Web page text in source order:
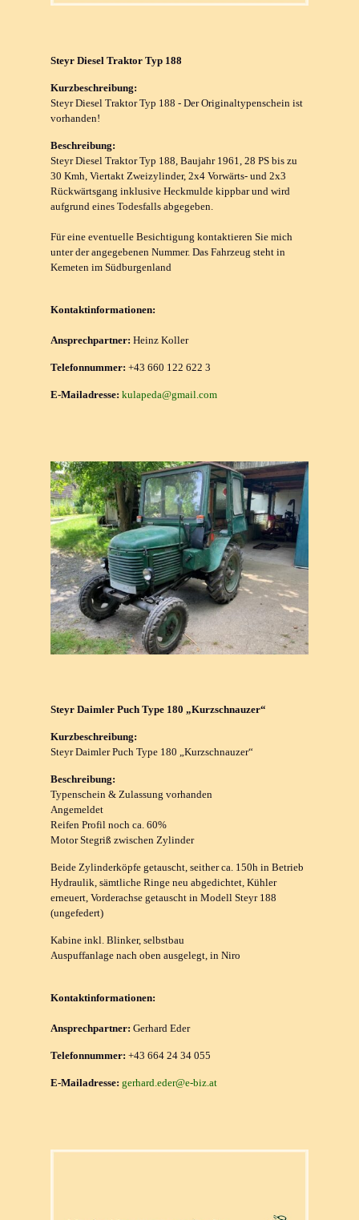
Steyr Diesel Traktor Typ 188
Kurzbeschreibung:
Steyr Diesel Traktor Typ 188 - Der Originaltypenschein ist
vorhanden!
Beschreibung:
Steyr Diesel Traktor Typ 188, Baujahr 1961, 28 PS bis zu
30 Kmh, Viertakt Zweizylinder, 2x4 Vorwärts- und 2x3
Rückwärtsgang inklusive Heckmulde kippbar und wird
aufgrund eines Todesfalls abgegeben.
Für eine eventuelle Besichtigung kontaktieren Sie mich
unter der angegebenen Nummer. Das Fahrzeug steht in
Kemeten im Südburgenland
Kontaktinformationen:
Ansprechpartner: Heinz Koller
Telefonnummer: +43 660 122 622 3
E-Mailadresse: kulapeda@gmail.com
Steyr Daimler Puch Type 180 „Kurzschnauzer“
Kurzbeschreibung:
Steyr Daimler Puch Type 180 „Kurzschnauzer“
Beschreibung:
Typenschein & Zulassung vorhanden
Angemeldet
Reifen Profil noch ca. 60%
Motor Stegriß zwischen Zylinder
Beide Zylinderköpfe getauscht, seither ca. 150h in Betrieb
Hydraulik, sämtliche Ringe neu abgedichtet, Kühler
erneuert, Vorderachse getauscht in Modell Steyr 188
(ungefedert)
Kabine inkl. Blinker, selbstbau
Auspuffanlage nach oben ausgelegt, in Niro
Kontaktinformationen:
Ansprechpartner: Gerhard Eder
Telefonnummer: +43 664 24 34 055
E-Mailadresse: gerhard.eder@e-biz.at